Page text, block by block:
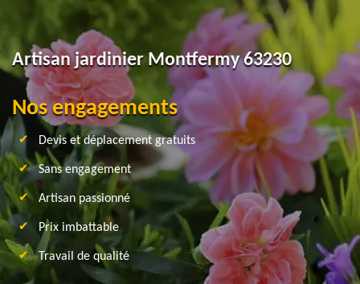
Artisan jardinier Montfermy 63230
Nos engagements
Devis et déplacement gratuits
Sans engagement
Artisan passionné
Prix imbattable
Travail de qualité